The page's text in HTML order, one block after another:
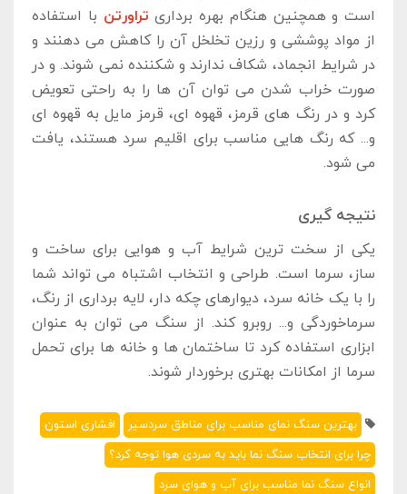
است و همچنین هنگام بهره ‌برداری تراورتن با استفاده
از مواد پوششی و رزین تخلخل آن را کاهش می‌ دهنند و
در شرایط انجماد، شکاف ندارند و شکننده نمی ‌شوند. و در
صورت خراب ‌شدن می‌ توان آن ‌ها را به راحتی تعویض
کرد و در رنگ ‌های قرمز، قهوه‌ ای، قرمز مایل به قهوه ‌ای
و... که رنگ ‌هایی مناسب برای اقلیم سرد هستند، یافت
می ‌شود.
نتیجه‌ گیری
یکی از سخت‌ ترین شرایط آب و هوایی برای ساخت ‌و
ساز، سرما است. طراحی و انتخاب اشتباه می ‌تواند شما
را با یک خانه سرد، دیوارهای چکه‌ دار، لایه ‌برداری از رنگ،
سرماخوردگی و... روبرو کند. از سنگ می‌ توان به عنوان
ابزاری استفاده کرد تا ساختمان ‌ها و خانه ‌ها برای تحمل
سرما از امکانات بهتری برخوردار شوند.
بهترین سنگ نمای مناسب برای مناطق سردسیر
افشاری استون
چرا برای انتخاب سنگ نما باید به سردی هوا توجه کرد؟
انواع سنگ نما مناسب برای آب و هوای سرد